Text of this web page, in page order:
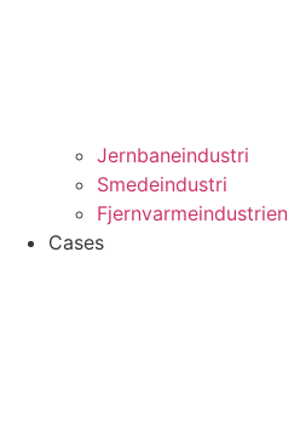
Jernbaneindustri
Smedeindustri
Fjernvarmeindustrien
Cases